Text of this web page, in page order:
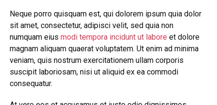
Neque porro quisquam est, qui dolorem ipsum quia dolor
sit amet, consectetur, adipisci velit, sed quia non
numquam eius modi tempora incidunt ut labore et dolore
magnam aliquam quaerat voluptatem. Ut enim ad minima
veniam, quis nostrum exercitationem ullam corporis
suscipit laboriosam, nisi ut aliquid ex ea commodi
consequatur.